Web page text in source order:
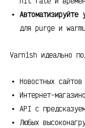
Автоматизируйте
для purge и
Varnish идеально
Новостных
Интернет-
API с
Любых